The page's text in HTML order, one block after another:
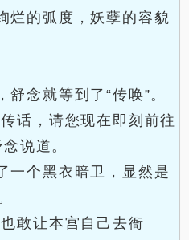
烂的弧度，妖孽的容貌
念就等到了“传唤”。
话，请您现在即刻前往
说道。
一个黑衣暗卫，显然是
敢让本宫自己去衙